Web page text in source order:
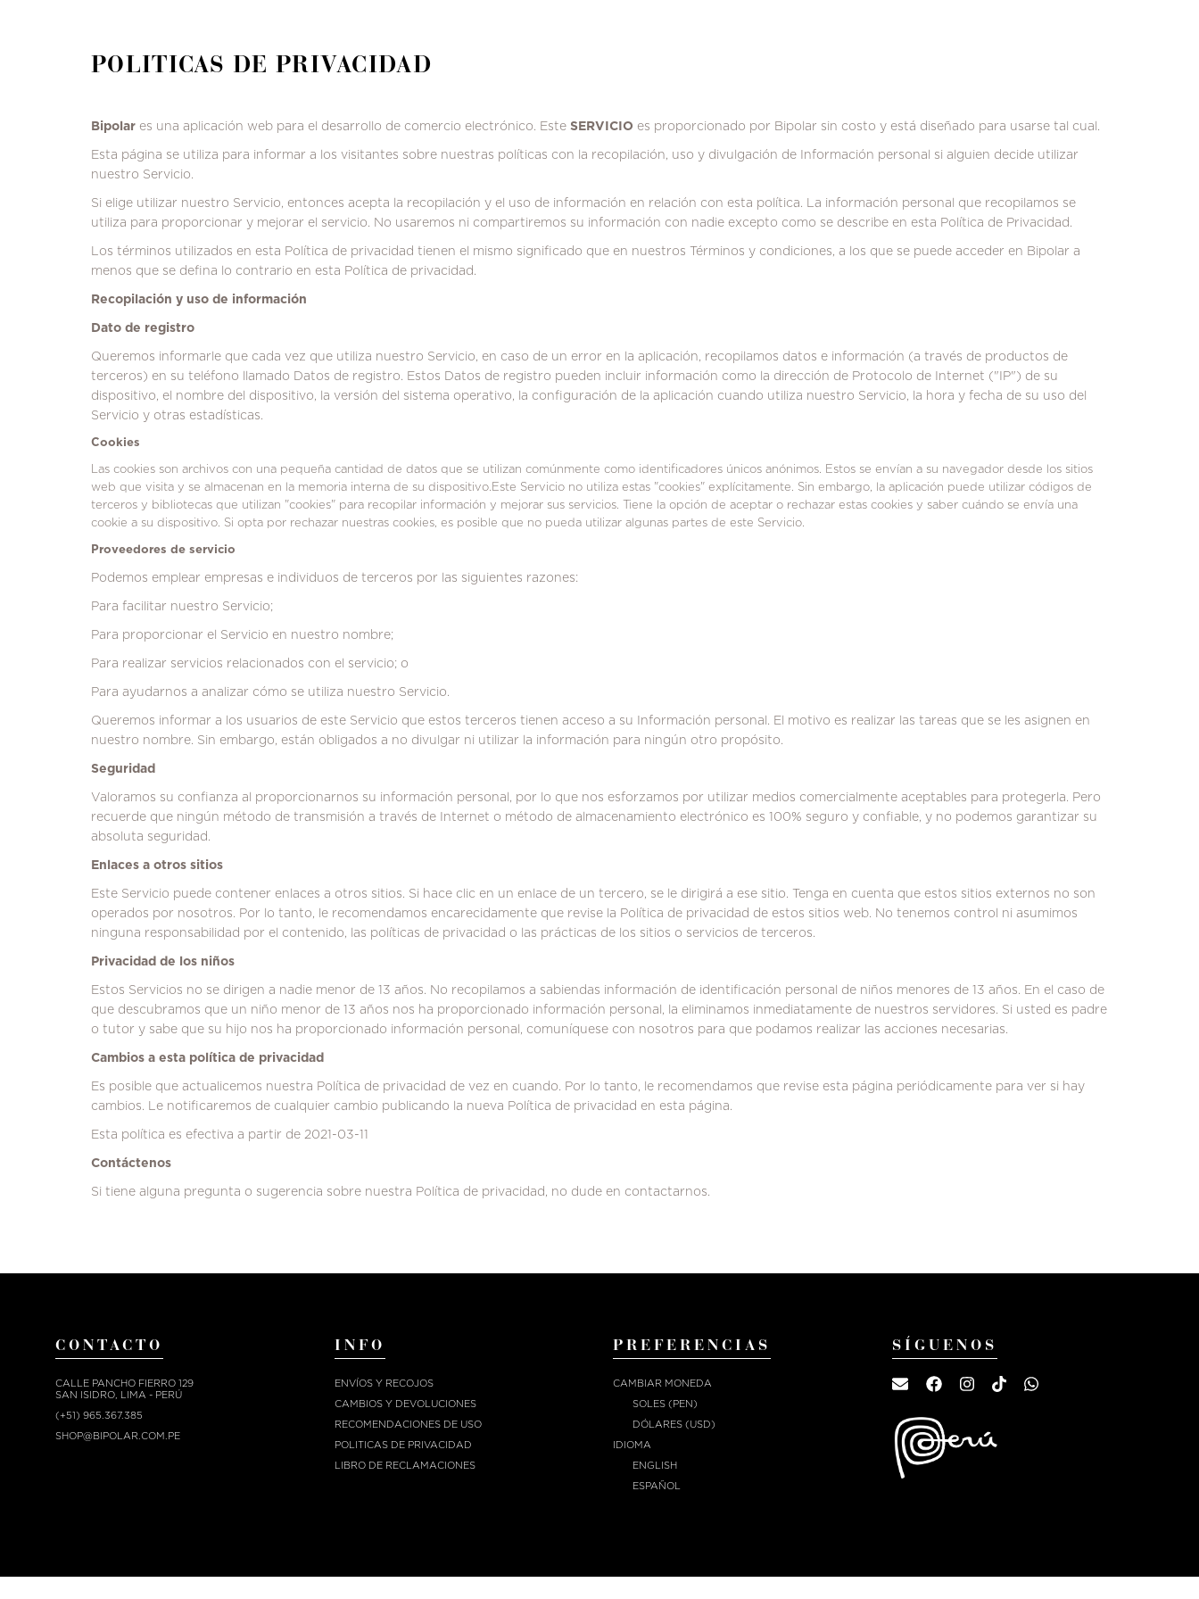
POLITICAS DE PRIVACIDAD
Bipolar es una aplicación web para el desarrollo de comercio electrónico. Este SERVICIO es proporcionado por Bipolar sin costo y está diseñado para usarse tal cual.
Esta página se utiliza para informar a los visitantes sobre nuestras políticas con la recopilación, uso y divulgación de Información personal si alguien decide utilizar
nuestro Servicio.
Si elige utilizar nuestro Servicio, entonces acepta la recopilación y el uso de información en relación con esta política. La información personal que recopilamos se
utiliza para proporcionar y mejorar el servicio. No usaremos ni compartiremos su información con nadie excepto como se describe en esta Política de Privacidad.
Los términos utilizados en esta Política de privacidad tienen el mismo significado que en nuestros Términos y condiciones, a los que se puede acceder en Bipolar a
menos que se defina lo contrario en esta Política de privacidad.
Recopilación y uso de información
Dato de registro
Queremos informarle que cada vez que utiliza nuestro Servicio, en caso de un error en la aplicación, recopilamos datos e información (a través de productos de
terceros) en su teléfono llamado Datos de registro. Estos Datos de registro pueden incluir información como la dirección de Protocolo de Internet ("IP") de su
dispositivo, el nombre del dispositivo, la versión del sistema operativo, la configuración de la aplicación cuando utiliza nuestro Servicio, la hora y fecha de su uso del
Servicio y otras estadísticas.
Cookies
Las cookies son archivos con una pequeña cantidad de datos que se utilizan comúnmente como identificadores únicos anónimos. Estos se envían a su navegador desde los sitios
web que visita y se almacenan en la memoria interna de su dispositivo.Este Servicio no utiliza estas "cookies" explícitamente. Sin embargo, la aplicación puede utilizar códigos de
terceros y bibliotecas que utilizan "cookies" para recopilar información y mejorar sus servicios.
Tiene la opción de aceptar o rechazar estas cookies y saber cuándo se envía una
cookie a su dispositivo. Si opta por rechazar nuestras cookies, es posible que no pueda utilizar algunas partes de este Servicio.
Proveedores de servicio
Podemos emplear empresas e individuos de terceros por las siguientes razones:
Para facilitar nuestro Servicio;
Para proporcionar el Servicio en nuestro nombre;
Para realizar servicios relacionados con el servicio; o
Para ayudarnos a analizar cómo se utiliza nuestro Servicio.
Queremos informar a los usuarios de este Servicio que estos terceros tienen acceso a su Información personal. El motivo es realizar las tareas que se les asignen en
nuestro nombre. Sin embargo, están obligados a no divulgar ni utilizar la información para ningún otro propósito.
Seguridad
Valoramos su confianza al proporcionarnos su información personal, por lo que nos esforzamos por utilizar medios comercialmente aceptables para protegerla. Pero
recuerde que ningún método de transmisión a través de Internet o método de almacenamiento electrónico es 100% seguro y confiable, y no podemos garantizar su
absoluta seguridad.
Enlaces a otros sitios
Este Servicio puede contener enlaces a otros sitios. Si hace clic en un enlace de un tercero, se le dirigirá a ese sitio.
Tenga en cuenta que estos sitios externos no son
operados por nosotros. Por lo tanto, le recomendamos encarecidamente que revise la Política de privacidad de estos sitios web. No tenemos control ni asumimos
ninguna responsabilidad por el contenido, las políticas de privacidad o las prácticas de los sitios o servicios de terceros.
Privacidad de los niños
Estos Servicios no se dirigen a nadie menor de 13 años. No recopilamos a sabiendas información de identificación personal de niños menores de 13 años. En el caso de
que descubramos que un niño menor de 13 años nos ha proporcionado información personal, la eliminamos inmediatamente de nuestros servidores. Si usted es padre
o tutor y sabe que su hijo nos ha proporcionado información personal, comuníquese con nosotros para que podamos realizar las acciones necesarias.
Cambios a esta política de privacidad
Es posible que actualicemos nuestra Política de privacidad de vez en cuando. Por lo tanto, le recomendamos que revise esta página periódicamente para ver si hay
cambios. Le notificaremos de cualquier cambio publicando la nueva Política de privacidad en esta página.
Esta política es efectiva a partir de 2021-03-11
Contáctenos
Si tiene alguna pregunta o sugerencia sobre nuestra Política de privacidad, no dude en contactarnos.
CONTACTO
CALLE PANCHO FIERRO 129
SAN ISIDRO, LIMA - PERÚ
(+51) 965.367.385
SHOP@BIPOLAR.COM.PE
INFO
ENVÍOS Y RECOJOS
CAMBIOS Y DEVOLUCIONES
RECOMENDACIONES DE USO
POLITICAS DE PRIVACIDAD
LIBRO DE RECLAMACIONES
PREFERENCIAS
CAMBIAR MONEDA
SOLES (PEN)
DÓLARES (USD)
IDIOMA
ENGLISH
ESPAÑOL
SÍGUENOS